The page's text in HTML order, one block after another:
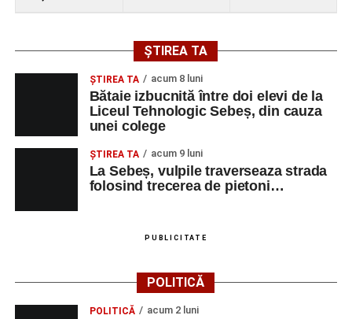
ȘTIREA TA
ŞTIREA TA acum 8 luni
Bătaie izbucnită între doi elevi de la
Liceul Tehnologic Sebeș, din cauza
unei colege
ŞTIREA TA acum 9 luni
La Sebeș, vulpile traverseaza strada
folosind trecerea de pietoni…
PUBLICITATE
POLITICĂ
POLITICĂ acum 2 luni